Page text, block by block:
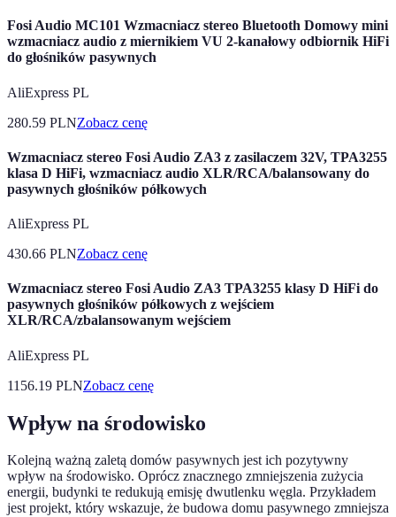
Fosi Audio MC101 Wzmacniacz stereo Bluetooth Domowy mini
wzmacniacz audio z miernikiem VU 2-kanałowy odbiornik HiFi
do głośników pasywnych
AliExpress PL
280.59 PLNZobacz cenę
Wzmacniacz stereo Fosi Audio ZA3 z zasilaczem 32V, TPA3255
klasa D HiFi, wzmacniacz audio XLR/RCA/balansowany do
pasywnych głośników półkowych
AliExpress PL
430.66 PLNZobacz cenę
Wzmacniacz stereo Fosi Audio ZA3 TPA3255 klasy D HiFi do
pasywnych głośników półkowych z wejściem
XLR/RCA/zbalansowanym wejściem
AliExpress PL
1156.19 PLNZobacz cenę
Wpływ na środowisko
Kolejną ważną zaletą domów pasywnych jest ich pozytywny
wpływ na środowisko. Oprócz znacznego zmniejszenia zużycia
energii, budynki te redukują emisję dwutlenku węgla. Przykładem
jest projekt, który wskazuje, że budowa domu pasywnego zmniejsza